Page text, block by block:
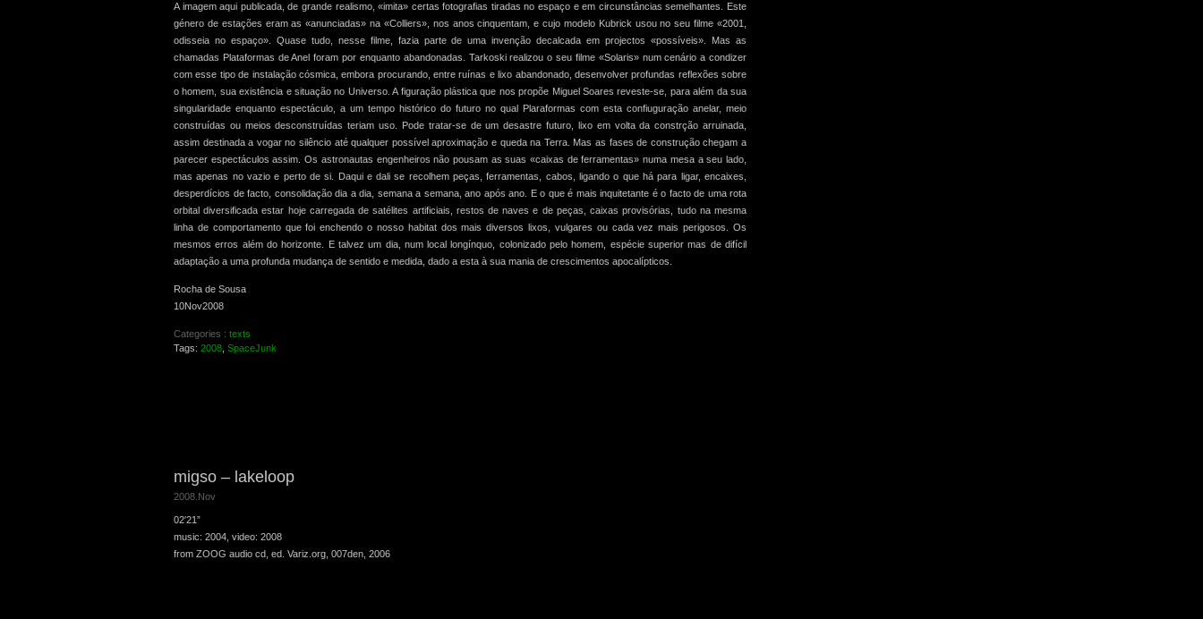
A imagem aqui publicada, de grande realismo, «imita» certas fotografias tiradas no espaço e em circunstâncias semelhantes. Este
género de estações eram as «anunciadas» na «Colliers», nos anos cinquentam, e cujo modelo Kubrick usou no seu filme «2001,
odisseia no espaço». Quase tudo, nesse filme, fazia parte de uma invenção decalcada em projectos «possíveis». Mas as
chamadas Plataformas de Anel foram por enquanto abandonadas. Tarkoski realizou o seu filme «Solaris» num cenário a condizer
com esse tipo de instalação cósmica, embora procurando, entre ruínas e lixo abandonado, desenvolver profundas reflexões sobre
o homem, sua existência e situação no Universo. A figuração plástica que nos propõe Miguel Soares reveste-se, para além da sua
singularidade enquanto espectáculo, a um tempo histórico do futuro no qual Plaraformas com esta confiuguração anelar, meio
construídas ou meios desconstruídas teriam uso. Pode tratar-se de um desastre futuro, lixo em volta da constrção arruinada,
assim destinada a vogar no silêncio até qualquer possível aproximação e queda na Terra. Mas as fases de construção chegam a
parecer espectáculos assim. Os astronautas engenheiros não pousam as suas «caixas de ferramentas» numa mesa a seu lado,
mas apenas no vazio e perto de si. Daqui e dali se recolhem peças, ferramentas, cabos, ligando o que há para ligar, encaixes,
desperdícios de facto, consolidação dia a dia, semana a semana, ano após ano. E o que é mais inquitetante é o facto de uma rota
orbital diversificada estar hoje carregada de satélites artificiais, restos de naves e de peças, caixas provisórias, tudo na mesma
linha de comportamento que foi enchendo o nosso habitat dos mais diversos lixos, vulgares ou cada vez mais perigosos. Os
mesmos erros além do horizonte. E talvez um dia, num local longínquo, colonizado pelo homem, espécie superior mas de difícil
adaptação a uma profunda mudança de sentido e medida, dado a esta à sua mania de crescimentos apocalípticos.
Rocha de Sousa
10Nov2008
Categories : texts
Tags: 2008 SpaceJunk
migso – lakeloop
2008.Nov
02′21”
music: 2004, video: 2008
from ZOOG audio cd, ed. Variz.org, 007den, 2006